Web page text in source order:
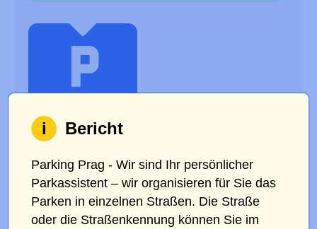
i Bericht
Parking Prag - Wir sind Ihr persönlicher
Parkassistent – wir organisieren für Sie das
Parken in einzelnen Straßen. Die Straße
oder die Straßenkennung können Sie im
ORIGINAL-NUMMERNSCHILD